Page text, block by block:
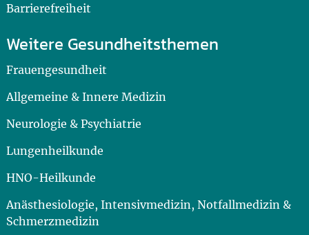
Barrierefreiheit
Weitere Gesundheitsthemen
Frauengesundheit
Allgemeine & Innere Medizin
Neurologie & Psychiatrie
Lungenheilkunde
HNO-Heilkunde
Anästhesiologie, Intensivmedizin, Notfallmedizin &
Schmerzmedizin